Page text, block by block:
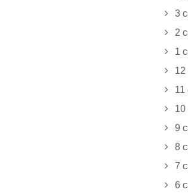
3
2
1
12
11
10
9
8
7
6